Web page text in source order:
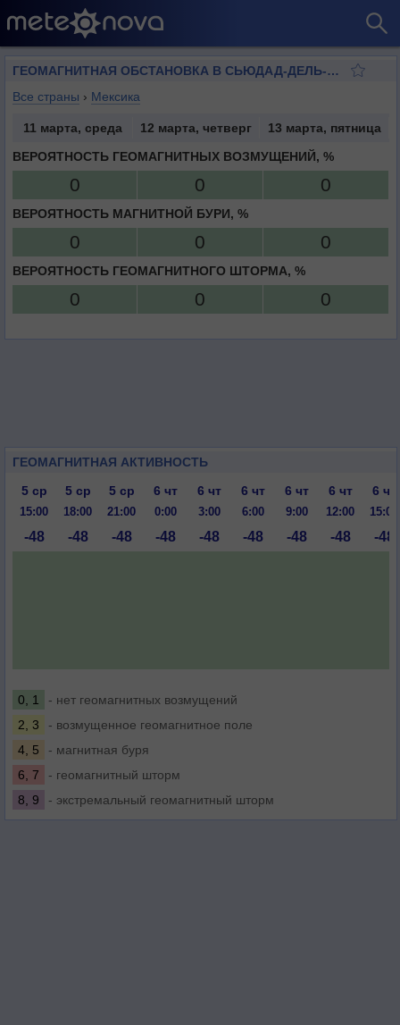
ГЕОМАГНИТНАЯ ОБСТАНОВКА В СЬЮДАД-ДЕЛЬ-КАРМЕН
Все страны › Мексика
11 марта, среда 12 марта, четверг
13 марта, пятница
ВЕРОЯТНОСТЬ ГЕОМАГНИТНЫХ ВОЗМУЩЕНИЙ, %
0 0 0
ВЕРОЯТНОСТЬ МАГНИТНОЙ БУРИ, %
0 0 0
ВЕРОЯТНОСТЬ ГЕОМАГНИТНОГО ШТОРМА, %
0 0 0
ГЕОМАГНИТНАЯ АКТИВНОСТЬ
5 ср
5 ср 5 ср 6 чт 6 чт 6 чт 6 чт 6 чт 6 чт
15:00 18:00 21:00 0:00 3:00 6:00 9:00 12:00 15:00
-48 -48 -48 -48 -48 -48 -48 -48 -48
0, 1
- нет геомагнитных возмущений
2, 3
- возмущенное геомагнитное поле
4, 5
- магнитная буря
6, 7
- геомагнитный шторм
8, 9
- экстремальный геомагнитный шторм